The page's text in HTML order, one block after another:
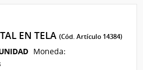
EN TELA(Cód. Artículo 14384)
Moneda: